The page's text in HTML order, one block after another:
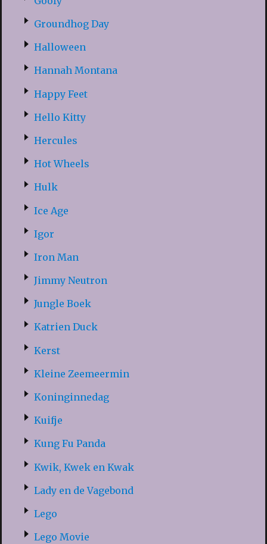
Groundhog Day
Halloween
Hannah Montana
Happy Feet
Hello Kitty
Hercules
Hot Wheels
Hulk
Ice Age
Igor
Iron Man
Jimmy Neutron
Jungle Boek
Katrien Duck
Kerst
Kleine Zeemeermin
Koninginnedag
Kuifje
Kung Fu Panda
Kwik, Kwek en Kwak
Lady en de Vagebond
Lego
Lego Movie